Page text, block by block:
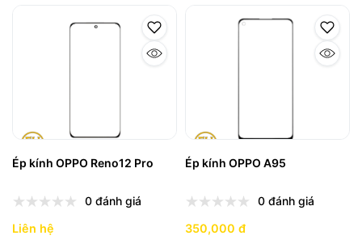
Ép kính OPPO Reno12 Pro
0 đánh giá
Liên hệ
Ép kính OPPO A95
0 đánh giá
350,000 đ